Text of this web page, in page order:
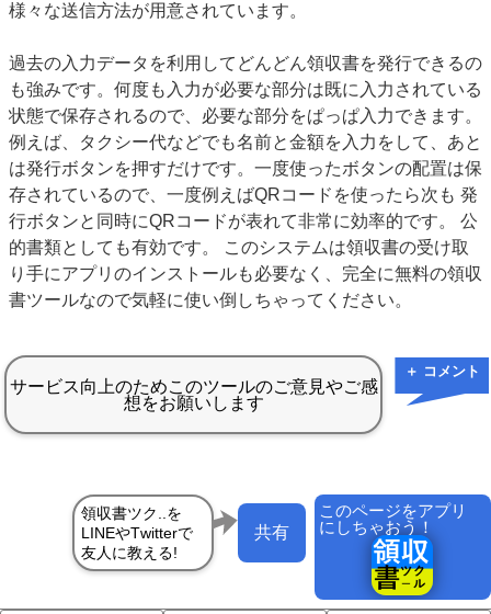
様々な送信方法が用意されています。
過去の入力データを利用してどんどん領収書を発行できるの
も強みです。何度も入力が必要な部分は既に入力されている
状態で保存されるので、必要な部分をぱっぱ入力できます。
例えば、タクシー代などでも名前と金額を入力をして、あと
は発行ボタンを押すだけです。一度使ったボタンの配置は保
存されているので、一度例えばQRコードを使ったら次も 発
行ボタンと同時にQRコードが表れて非常に効率的です。 公
的書類としても有効です。 このシステムは領収書の受け取
り手にアプリのインストールも必要なく、完全に無料の領収
書ツールなので気軽に使い倒しちゃってください。
＋ コメント
このページをアプリ
にしちゃおう！
共有